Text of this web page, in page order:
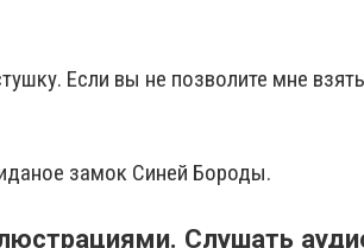
Если вы не позволите мне
замок Синей Бороды.
Слушать